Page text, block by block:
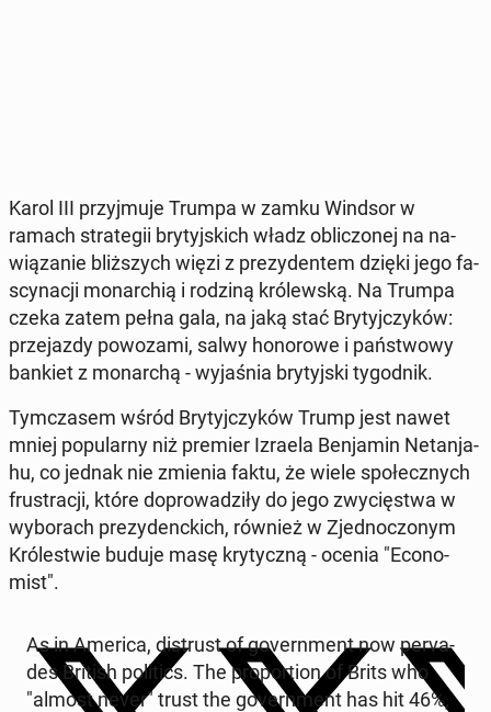
Karol III przyj­mu­je Trumpa w zamku Windsor w
ramach stra­te­gii bry­tyj­skich władz ob­li­czo­nej na na­
wią­za­nie bliż­szych więzi z pre­zy­den­tem dzięki jego fa­
scy­na­cji mo­nar­chią i rodziną kró­lew­ską. Na Trumpa
czeka zatem pełna gala, na jaką stać Bry­tyj­czy­ków:
prze­jaz­dy po­wo­za­mi, salwy ho­no­ro­we i pań­stwo­wy
bankiet z mo­nar­chą - wy­ja­śnia bry­tyj­ski ty­go­dnik.
Tym­cza­sem wśród Bry­tyj­czy­ków Trump jest nawet
mniej po­pu­lar­ny niż premier Izraela Ben­ja­min Ne­tan­ja­
hu, co jednak nie zmienia faktu, że wiele spo­łecz­nych
fru­stra­cji, które do­pro­wa­dzi­ły do jego zwy­cię­stwa w
wy­bo­rach pre­zy­denc­kich, również w Zjed­no­czo­nym
Kró­le­stwie buduje masę kry­tycz­ną - ocenia "Eco­no­
mist".
As in America, di­strust of go­vern­ment now per­va­
des British po­li­tics. The pro­por­tion of Brits who
"almost never" trust the go­vern­ment has hit 46%,